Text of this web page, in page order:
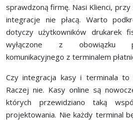
sprawdzoną firmę. Nasi Klienci,
integracje nie płacą. Warto
dotyczy użytkowników drukarek
wyłączone z obowiązku
komunikacyjnego z terminalem
Czy integracja kasy i terminala to
Raczej nie. Kasy online są
których przewidziano taką
projektowania. Nie każdy terminal